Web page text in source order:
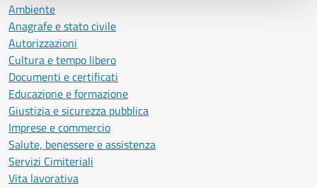
Ambiente
Anagrafe e stato civile
Autorizzazioni
Cultura e tempo libero
Documenti e certificati
Educazione e formazione
Giustizia e sicurezza pubblica
Imprese e commercio
Salute, benessere e assistenza
Servizi Cimiteriali
Vita lavorativa